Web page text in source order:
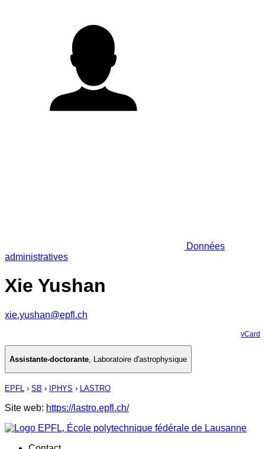
Données
administratives
Xie Yushan
xie.yushan@epfl.ch
vCard
Assistante-doctorante, Laboratoire d'astrophysique
EPFL › SB › IPHYS › LASTRO
Site web: https://lastro.epfl.ch/